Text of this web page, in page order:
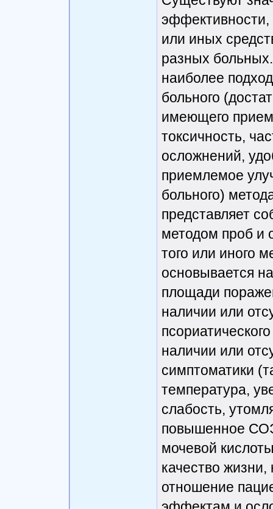
эффективности,
или иных
разных
наиболее
больного
имеющего
токсичность,
осложнений,
приемлемое
больного)
представляет
методом проб и
того или иного
основывается
площади
наличии или
наличии или
симптоматики
температура,
слабость,
повышенное
мочевой
качество
отношение